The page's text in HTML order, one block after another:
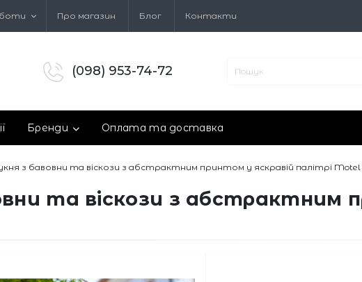
Про магазин Блог Контакти
(098) 953-74-72
Бренди Оплата та доставка
з бавовни та віскози з абстрактним принтом у яскравій палітрі Motel
та віскози з абстрактним